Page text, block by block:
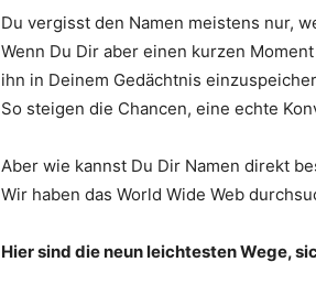
Du vergisst den Namen meistens nur,
Wenn Du Dir aber einen kurzen
ihn in Deinem Gedächtnis
So steigen die Chancen, eine echte
Aber wie kannst Du Dir Namen direkt
Wir haben das World Wide Web
Hier sind die neun leichtesten Wege,